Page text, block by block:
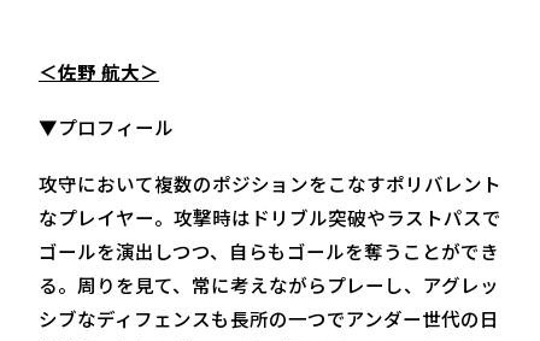
＜佐野 航大＞
▼プロフィール
攻守において複数のポジションをこなすポリバレント
なプレイヤー。攻撃時はドリブル突破やラストパスで
ゴールを演出しつつ、自らもゴールを奪うことができ
る。周りを見て、常に考えながらプレーし、アグレッ
シブなディフェンスも長所の一つでアンダー世代の日